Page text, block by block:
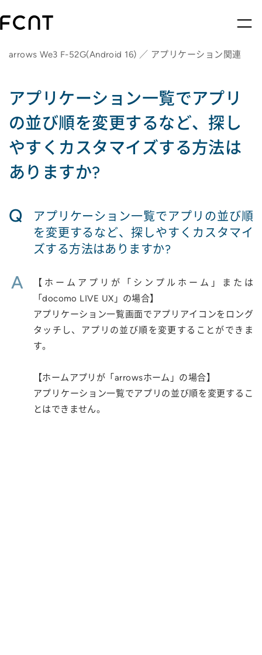
arrows We3 F-52G(Android 16) ／ アプリケーション関連
アプリケーション一覧でアプリ
の並び順を変更するなど、探し
やすくカスタマイズする方法は
ありますか?
Q
アプリケーション一覧でアプリの並び順
を変更するなど、探しやすくカスタマイ
ズする方法はありますか?
A
【ホームアプリが「シンプルホーム」または
「docomo LIVE UX」の場合】
アプリケーション一覧画面でアプリアイコンをロング
タッチし、アプリの並び順を変更することができま
す。
【ホームアプリが「arrowsホーム」の場合】
アプリケーション一覧でアプリの並び順を変更するこ
とはできません。